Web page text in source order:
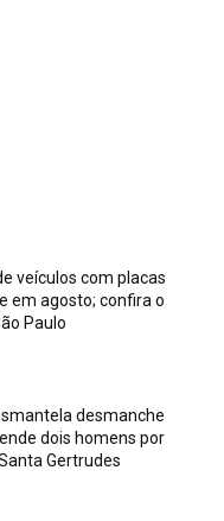
veículos com placas
em agosto; confira o
Paulo
desmanche
dois homens por
Gertrudes